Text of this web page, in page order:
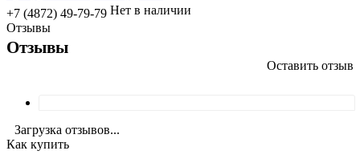
+7 (4872) 49-79-79 Нет в наличии
Отзывы
Отзывы
Оставить отзыв
Загрузка отзывов...
Как купить